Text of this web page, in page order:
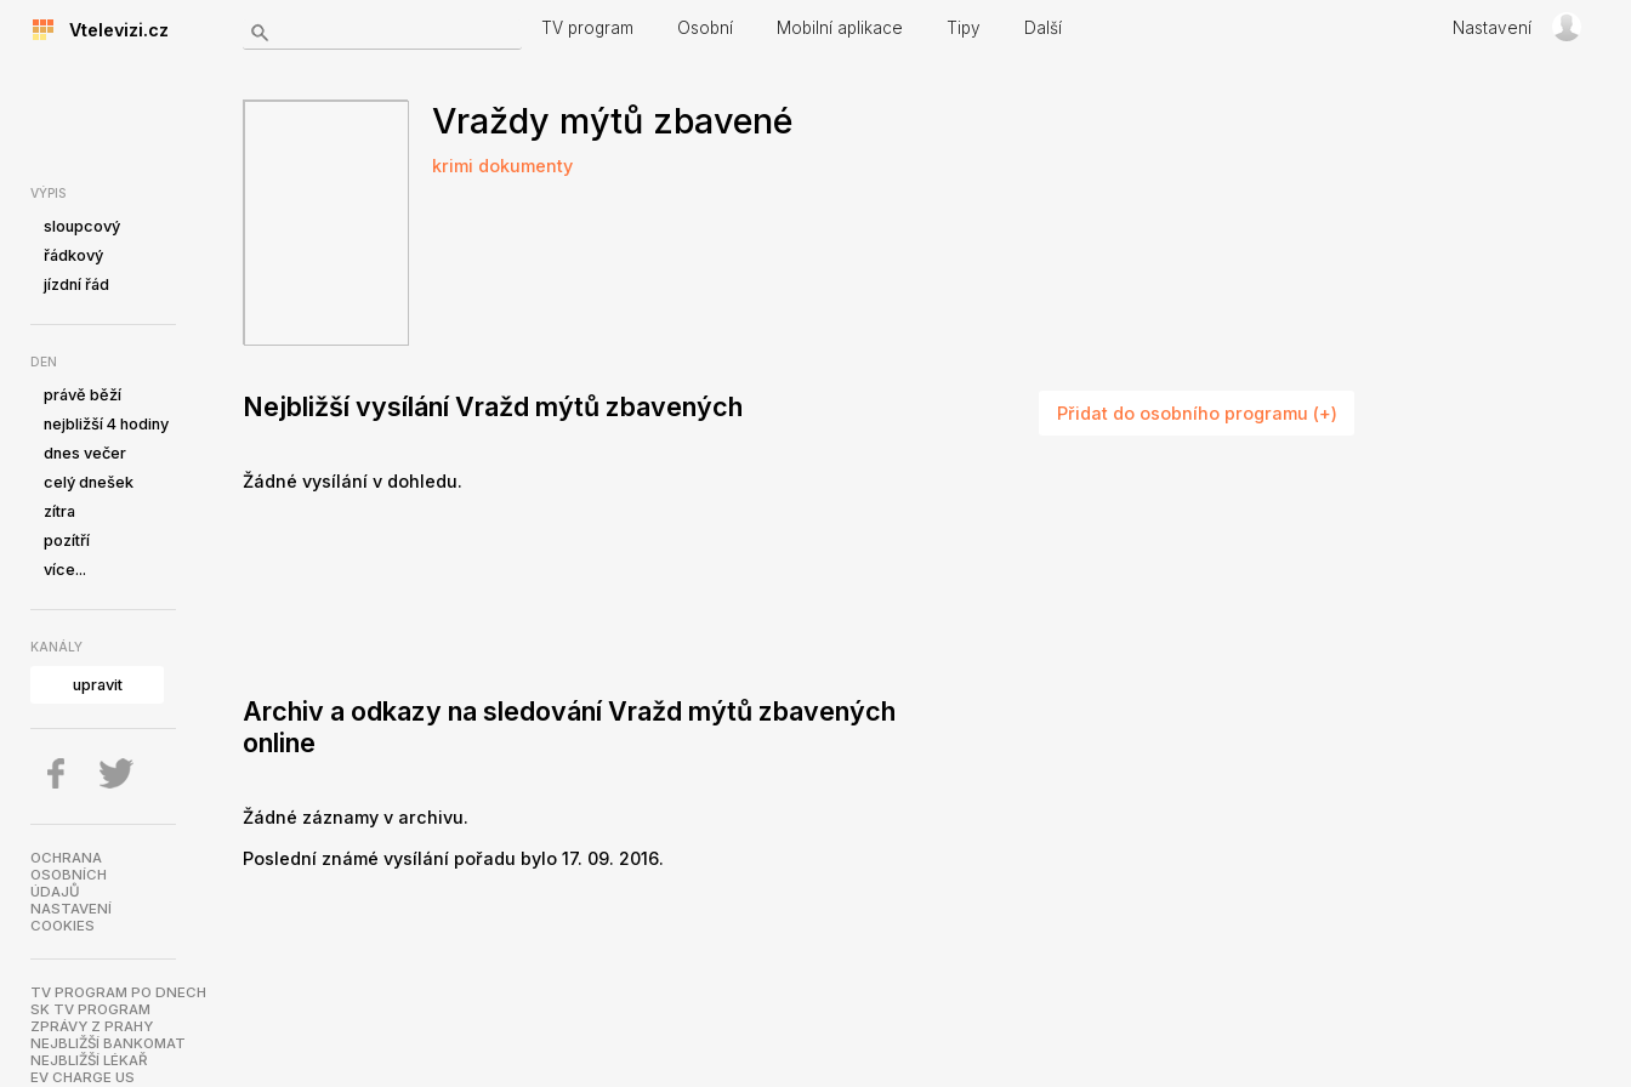
Vtelevizi.cz TV program Osobní Mobilní aplikace Tipy Další Nastavení
VÝPIS
sloupcový
řádkový
jízdní řád
DEN
právě běží
nejbližší 4 hodiny
dnes večer
celý dnešek
zítra
pozítří
více...
KANÁLY
upravit
OCHRANA
OSOBNÍCH
ÚDAJŮ
NASTAVENÍ
COOKIES
TV PROGRAM PO DNECH
SK TV PROGRAM
ZPRÁVY Z PRAHY
NEJBLIŽŠÍ BANKOMAT
NEJBLIŽŠÍ LÉKAŘ
EV CHARGE US
Vraždy mýtů zbavené
krimi dokumenty
Nejbližší vysílání Vražd mýtů zbavených
Žádné vysílání v dohledu.
Archiv a odkazy na sledování Vražd mýtů zbavených
online
Žádné záznamy v archivu.
Poslední známé vysílání pořadu bylo 17. 09. 2016.
Přidat do osobního programu (+)